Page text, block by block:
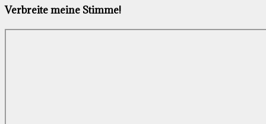
Verbreite meine Stimme!